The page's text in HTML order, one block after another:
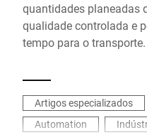
quantidades planeadas
qualidade controlada e
tempo para o transporte.
Artigos especializados
Automation